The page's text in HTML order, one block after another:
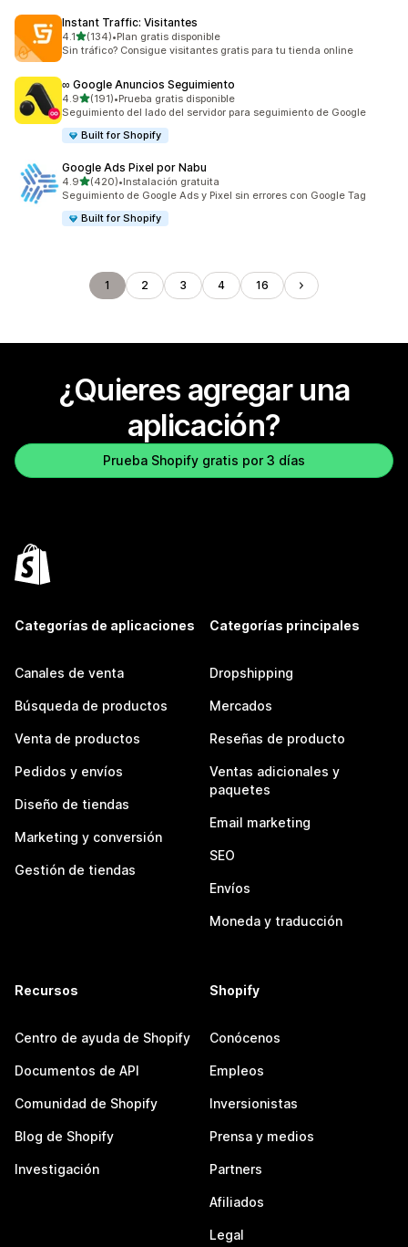
Instant Traffic: Visitantes
4.1de 5 estrellas
(134)
134 reseñas en total
•Plan gratis disponible
Sin tráfico? Consigue visitantes gratis para tu tienda online
∞ Google Anuncios Seguimiento
4.9de 5 estrellas
(191)
191 reseñas en total
•Prueba gratis disponible
Seguimiento del lado del servidor para seguimiento de Google
Built for Shopify
Google Ads Pixel por Nabu
4.9de 5 estrellas
(420)
420 reseñas en total
•Instalación gratuita
Seguimiento de Google Ads y Pixel sin errores con Google Tag
Built for Shopify
1 2 3 4 16
¿Quieres agregar una
aplicación?
Prueba Shopify gratis por 3 días
Categorías de aplicaciones
Canales de venta
Búsqueda de productos
Venta de productos
Pedidos y envíos
Diseño de tiendas
Marketing y conversión
Gestión de tiendas
Categorías principales
Dropshipping
Mercados
Reseñas de producto
Ventas adicionales y
paquetes
Email marketing
SEO
Envíos
Moneda y traducción
Recursos
Centro de ayuda de Shopify
Documentos de API
Comunidad de Shopify
Blog de Shopify
Investigación
Shopify
Conócenos
Empleos
Inversionistas
Prensa y medios
Partners
Afiliados
Legal